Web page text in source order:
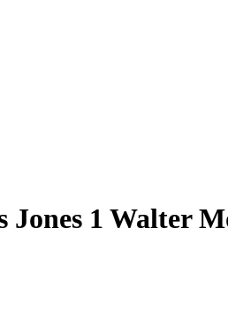
Jones 1 Walter